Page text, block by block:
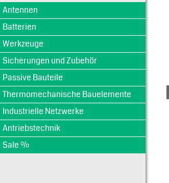
Antennen
Batterien
Werkzeuge
Sicherungen und Zubehör
Passive Bauteile
Thermomechanische Bauelemente
Industrielle Netzwerke
Antriebstechnik
Sale %